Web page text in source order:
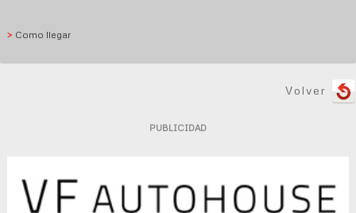
> Como llegar
Volver
PUBLICIDAD